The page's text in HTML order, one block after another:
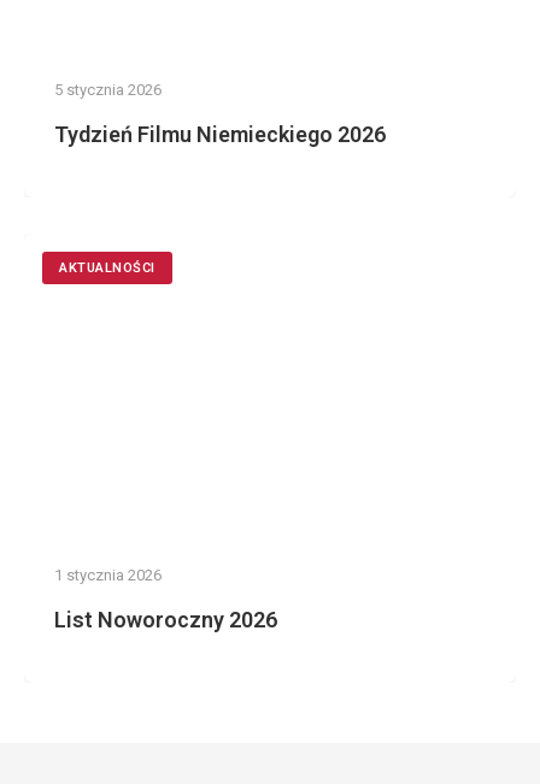
5 stycznia 2026
Tydzień Filmu Niemieckiego 2026
AKTUALNOŚCI
1 stycznia 2026
List Noworoczny 2026